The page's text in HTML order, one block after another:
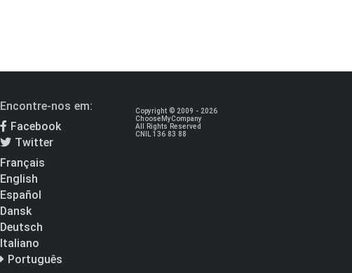
Encontre-nos em:
Facebook
Twitter
Français
English
Español
Dansk
Deutsch
Italiano
Português
Copyright © 2009 - 2026
ChooseMyCompany
All Rights Reserved
CNIL 136 83 88